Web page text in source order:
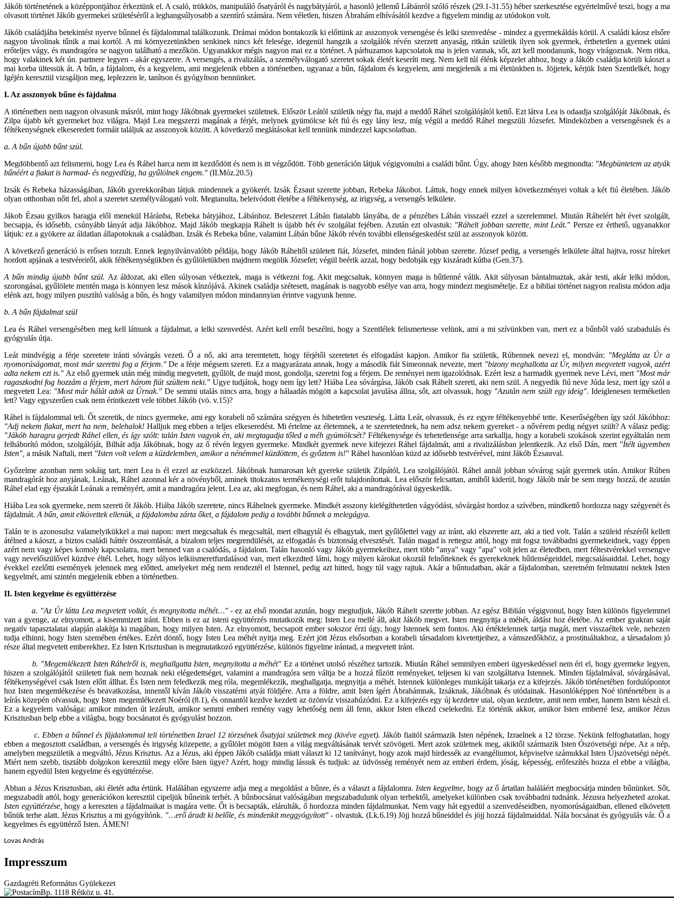
Jákób történetének a középpontjához érkeztünk el. A csaló, trükkös, manipuláló ősatyáról és nagybátyjáról, a hasonló jellemű Lábánról szóló részek (29.1-31.55) héber szerkesztése egyértelművé teszi, hogy a ma
olvasott történet Jákób gyermekei születéséről a leghangsúlyosabb a szentíró számára. Nem véletlen, hiszen Ábrahám elhívásától kezdve a figyelem mindig az utódokon volt.
Jákób családjába betekintést nyerve bűnnel és fájdalommal találkozunk. Drámai módon bontakozik ki előttünk az asszonyok versengése és lelki szenvedése - mindez a gyermekáldás körül. A családi káosz elsőre
nagyon távolinak tűnik a mai kortól. A mi környezetünkben senkinek nincs két felesége, idegenül hangzik a szolgálók révén szerzett anyaság, ritkán születik ilyen sok gyermek, érthetetlen a gyemek utáni
erőteljes vágy, és mandragóra se nagyon található a mezőkön. Ugyanakkor mégis nagyon mai ez a történet. A párhuzamos kapcsolatok ma is jelen vannak, sőt, azt kell mondanunk, hogy virágoznak. Nem ritka,
hogy valakinek két ún. partnere legyen - akár egyszerre. A versengés, a rivalizálás, a személyválogató szeretet sokak életét keseríti meg. Nem kell túl élénk képzelet ahhoz, hogy a Jákób családja körüli káoszt a
mai korba ültessük át. A bűn, a fájdalom, és a kegyelem, ami megjelenik ebben a történetben, ugyanaz a bűn, fájdalom és kegyelem, ami megjelenik a mi életünkben is. Jöjjetek, kérjük Isten Szentlelkét, hogy
Igéjén keresztül vizsgáljon meg, leplezzen le, tanítson és gyógyítson bennünket.
I. Az asszonyok bűne és fájdalma
A történetben nem nagyon olvasunk másról, mint hogy Jákóbnak gyermekei születnek. Először Leától születik négy fia, majd a meddő Ráhel szolgálójától kettő. Ezt látva Lea is odaadja szolgálóját Jákóbnak, és
Zilpa újabb két gyermeket hoz világra. Majd Lea megszerzi magának a férjét, melynek gyümölcse két fiú és egy lány lesz, míg végül a meddő Ráhel megszüli Józsefet. Mindeközben a versengésnek és a
féltékenységnek elkeseredett formáit találjuk az asszonyok között. A következő meglátásokat kell tennünk mindezzel kapcsolatban.
a. A bűn újabb bűnt szül.
Megdöbbentő azt felismerni, hogy Lea és Ráhel harca nem itt kezdődött és nem is itt végződött. Több generáción látjuk végigvonulni a családi bűnt. Úgy, ahogy Isten később megmondta: "Megbüntetem az atyák
bűnéért a fiakat is harmad- és negyedízig, ha gyűlölnek engem." (II.Móz.20.5)
Izsák és Rebeka házasságában, Jákób gyerekkorában látjuk mindennek a gyökerét. Izsák Ézsaut szerette jobban, Rebeka Jákobot. Láttuk, hogy ennek milyen következményei voltak a két fiú életében. Jákób
olyan otthonban nőtt fel, ahol a szeretet személyválogató volt. Megtanulta, beleivódott életébe a féltékenység, az irigység, a versengés lelkülete.
Jákob Ézsau gyilkos haragja elől menekül Háránba, Rebeka bátyjához, Lábánhoz. Beleszeret Lábán fiatalabb lányába, de a pénzéhes Lábán visszaél ezzel a szerelemmel. Miután Ráhelért hét évet szolgált,
becsapja, és idősebb, csúnyább lányát adja Jákóbhoz. Majd Jákób megkapja Ráhelt is újabb hét év szolgálat fejében. Azután ezt olvastuk: "Ráhelt jobban szerette, mint Leát." Persze ez érthető, ugyanakkor
látjuk: ez a gyökere az áldatlan állapotoknak a családban. Izsák és Rebeka bűne, valamint Lábán bűne Jákób révén további ellenségeskedést szül az asszonyok között.
A következő generáció is erősen torzult. Ennek legnyilvánvalóbb példája, hogy Jákób Ráheltől született fiát, Józsefet, minden fiánál jobban szerette. József pedig, a versengés lelkülete által hajtva, rossz híreket
hordott apjának a testvéreiről, akik féltékenységükben és gyűlöletükben majdnem megölik Józsefet; végül beérik azzal, hogy bedobják egy kiszáradt kútba (Gen.37).
A bűn mindig újabb bűnt szül. Az áldozat, aki ellen súlyosan vétkeztek, maga is vétkezni fog. Akit megcsaltak, könnyen maga is hűtlenné válik. Akit súlyosan bántalmaztak, akár testi, akár lelki módon,
szorongásai, gyűlölete mentén maga is könnyen lesz mások kínzójává. Akinek családja szétesett, magának is nagyobb esélye van arra, hogy mindezt megismételje. Ez a bibliai történet nagyon realista módon adja
elénk azt, hogy milyen pusztító valóság a bűn, és hogy valamilyen módon mindannyian érintve vagyunk benne.
b. A bűn fájdalmat szül
Lea és Ráhel versengésében meg kell látnunk a fájdalmat, a lelki szenvedést. Azért kell erről beszélni, hogy a Szentlélek felismertesse velünk, ami a mi szívünkben van, mert ez a bűnből való szabadulás és
gyógyulás útja.
Leát mindvégig a férje szeretete iránti sóvárgás vezeti. Ő a nő, aki arra teremtetett, hogy férjétől szeretetet és elfogadást kapjon. Amikor fia születik, Rúbennek nevezi el, mondván: "Meglátta az Úr a
nyomorúságomat, most már szeretni fog a férjem."De a férje mégsem szereti. Ez a magyarázata annak, hogy a második fiát Simeonnak nevezte, mert "bizony meghallotta az Úr, milyen megvetett vagyok, azért
adta nekem ezt is." Az első gyermek után még mindig megvetett, gyűlölt, de majd most, gondolja, szeretni fog a férjem. De reményei nem igazolódnak. Ezért lesz a harmadik gyermek neve Lévi, mert "Most már
ragaszkodni fog hozzám a férjem, mert három fiút szültem neki." Ugye tudjátok, hogy nem így lett? Hiába Lea sóvárgása, Jákób csak Ráhelt szereti, aki nem szül. A negyedik fiú neve Júda lesz, mert így szól a
megvetett Lea: "Most már hálát adok az Úrnak."De semmi utalás nincs arra, hogy a hálaadás mögött a kapcsolat javulása állna, sőt, azt olvassuk, hogy "Azután nem szült egy ideig".Ideiglenesen terméketlen
lett? Vagy egyszerűen csak nem érintkezett vele többet Jákób (vö. v.15)?
Ráhel is fájdalommal teli. Őt szeretik, de nincs gyermeke, ami egy korabeli nő számára szégyen és hihetetlen veszteség. Látta Leát, olvassuk, és ez egyre féltékenyebbé tette. Keserűségében így szól Jákóbhoz:
"Adj nekem fiakat, mert ha nem, belehalok! Halljuk meg ebben a teljes elkeseredést. Mi értelme az életemnek, a te szeretetednek, ha nem adsz nekem gyereket - a nővérem pedig négyet szült? A válasz pedig:
"Jákób haragra gerjedt Ráhel ellen, és így szólt: talán Isten vagyok én, aki megtagadja tőled a méh gyümölcsét? Féltékenysége és tehetetlensége arra sarkallja, hogy a korabeli szokások szerint egyáltalán nem
felháborító módon, szolgálóját, Bilhát adja Jákóbnak, hogy az ő révén legyen gyermeke. Mindkét gyermek neve kifejezei Ráhel fájdalmát, ami a rivalizálásban jelentkezik. Az első Dán, mert "Ítélt ügyemben
Isten", a másik Naftali, mert "Isten volt velem a küzdelemben, amikor a nénémmel küzdöttem, és győztem is!" Ráhel hasonlóan küzd az idősebb testvérével, mint Jákób Ézsauval.
Győzelme azonban nem sokáig tart, mert Lea is él ezzel az eszközzel. Jákóbnak hamarosan két gyereke születik Zilpától, Lea szolgálójától. Ráhel annál jobban sóvárog saját gyermek után. Amikor Rúben
mandragórát hoz anyjának, Leának, Ráhel azonnal kér a növényből, aminek titokzatos termékenységi erőt tulajdonítottak. Lea először felcsattan, amiből kiderül, hogy Jákób már be sem megy hozzá, de azután
Ráhel elad egy éjszakát Leának a reményért, amit a mandragóra jelent. Lea az, aki megfogan, és nem Ráhel, aki a mandragórával ügyeskedik.
Hiába Lea sok gyermeke, nem szereti őt Jákób. Hiába Jákób szeretete, nincs Ráhelnek gyermeke. Mindkét asszony kielégíthetetlen vágyódást, sóvárgást hordoz a szívében, mindkettő hordozza nagy szégyenét és
fájdalmát. A bűn, amit elkövettek ellenük, a fájdalomba zárta őket, a fájdalom pedig a további bűnnek a melegágya.
Talán te is azonosulsz valamelyikükkel a mai napon: mert megcsaltak és megcsaltál, mert elhagytál és elhagytak, mert gyűlőlettel vagy az iránt, aki elszerette azt, aki a tied volt. Talán a szüleid részéről kellett
átélned a káoszt, a biztos családi háttér összeomlását, a bizalom teljes megrendülését, az elfogadás és biztonság elvesztését. Talán magad is rettegsz attól, hogy mit fogsz továbbadni gyermekeidnek, vagy éppen
azért nem vagy képes komoly kapcsolatra, mert benned van a csalódás, a fájdalom. Talán hasonló vagy Jákób gyermekeihez, mert több "anya" vagy "apa" volt jelen az életedben, mert féltestvérekkel versengve
vagy nevelőszülővel küzdve éltél. Lehet, hogy súlyos lelkiismeretfurdalásod van, mert elkezdted látni, hogy milyen károkat okoztál felnőtteknek és gyerekeknek hűtlenségeiddel, megcsalásaiddal. Lehet, hogy
évekkel ezelőtti események jelennek meg előtted, amelyeket még nem rendeztél el Istennel, pedig azt hitted, hogy túl vagy rajtuk. Akár a bűntudatban, akár a fájdalomban, szeretném felmutatni nektek Isten
kegyelmét, ami szintén megjelenik ebben a történetben.
II. Isten kegyelme és együttérzése
a. "Az Úr látta Lea megvetett voltát, és megnyitotta méhét…"- ez az első mondat azután, hogy megtudjuk, Jákób Ráhelt szerette jobban. Az egész Biblián végigvonul, hogy Isten különös figyelemmel
van a gyenge, az elnyomott, a kisemmizett iránt. Ebben is ez az isteni együttérzés mutatkozik meg: Isten Lea mellé áll, akit Jákób megvet. Isten megnyitja a méhét, áldást hoz életébe. Az ember gyakran saját
negatív tapasztalatai alapján alakítja ki magában, hogy milyen Isten. Az elnyomott, becsapott ember sokszor érzi úgy, hogy Istennek sem fontos. Aki értéktelennek tartja magát, mert visszaéltek vele, nehezen
tudja elhinni, hogy Isten szemében értékes. Ezért döntő, hogy Isten Lea méhét nyitja meg. Ezért jött Jézus elsősorban a korabeli társadalom kivetettjeihez, a vámszedőkhöz, a prostituáltakhoz, a társadalom jó
része által megvetett emberekhez. Ez Isten Krisztusban is megmutatkozó együttérzése, különös figyelme irántad, a megvetett iránt.
b. "Megemlékezett Isten Ráhelről is, meghallgatta Isten, megnyitotta a méhét"Ez a történet utolsó részéhez tartozik. Miután Ráhel semmilyen emberi ügyeskedéssel nem éri el, hogy gyermeke legyen,
hiszen a szolgálójától született fiak nem hoznak neki elégedettséget, valamint a mandragóra sem váltja be a hozzá fűzött reményeket, teljesen ki van szolgáltatva Istennek. Minden fájdalmával, sóvárgásával,
féltékenységével csak Isten előtt állhat. És Isten nem feledkezik meg róla, megemlékezik, meghallgatja, megnyitja a méhét. Istennek különleges munkáját takarja ez a kifejezés. Jákób történetében fordulópontot
hoz Isten megemlékezése és beavatkozása, innentől kíván Jákób visszatérni atyái földjére. Arra a földre, amit Isten ígért Ábrahámnak, Izsáknak, Jákóbnak és utódainak. Hasonlóképpen Noé történetében is a
leírás közepén olvassuk, hogy Isten megemlékezett Noéról (8.1), és onnantól kezdve kezdett az özönvíz visszahúzódni. Ez a kifejezés egy új kezdetre utal, olyan kezdetre, amit nem ember, hanem Isten készít el.
Ez a kegyelem valósága: amikor minden út lezárult, amikor semmi emberi remény vagy lehetőség nem áll fenn, akkor Isten elkezd cselekedni. Ez történik akkor, amikor Isten emberré lesz, amikor Jézus
Krisztusban belp ebbe a világba, hogy bocsánatot és gyógyulást hozzon.
c. Ebben a bűnnel és fájdalommal teli történetben Izrael 12 törzsének ősatyjai születnek meg (kivéve egyet).Jákób fiaitól származik Isten népének, Izraelnek a 12 törzse. Nekünk felfoghatatlan, hogy
ebben a megosztott családban, a versengés és irigység közepette, a gyűlölet mögött Isten a világ megváltásának tervét szövögeti. Mert azok születnek meg, akiktől származik Isten Ószövetségi népe. Az a nép,
amelyben megszületik a megváltó, Jézus Krisztus. Az a Jézus, aki éppen Jákób családja miatt választ ki 12 tanítványt, hogy azok majd hirdessék az evangéliumot, képviselve számukkal Isten Újszövetségi népét.
Miért nem szebb, tisztább dolgokon keresztül megy előre Isten ügye? Azért, hogy mindig lássuk és tudjuk: az üdvösség reményét nem az emberi érdem, jóság, képesség, erőfeszítés hozza el ebbe a világba,
hanem egyedül Isten kegyelme és együttérzése.
Abban a Jézus Krisztusban, aki életét adta értünk. Halálában egyszerre adja meg a megoldást a bűnre, és a választ a fájdalomra. Isten kegyelme, hogy az ő ártatlan haláláért megbocsátja minden bűnünket. Sőt,
megszabadít attól, hogy generációkon keresztül cipeljük bűneink terhét. A bűnbocsánat valóságában megszabadulunk olyan terhektől, amelyeket különben csak továbbadni tudnánk. Jézusra helyezheted azokat.
Isten együttérzése,hogy a kereszten a fájdalmaikat is magára vette. Őt is becsapták, elárulták, ő hordozza minden fájdalmunkat. Nem vagy hát egyedül a szenvedéseidben, nyomorúságaidban, ellened elkövetett
bűnük terhe alatt. Jézus Krisztus a mi gyógyítónk. "…erő áradt ki belőle, és mindenkit meggyógyított"- olvastuk.(Lk.6.19) Jöjj hozzá bűneiddel és jöjj hozzá fájdalmaiddal. Nála bocsánat és gyógyulás vár. Ő a
kegyelmes és együttérző Isten. ÁMEN!
Lovas András
Impresszum
Gazdagréti Református Gyülekezet
Bp. 1118 Rétköz u. 41.